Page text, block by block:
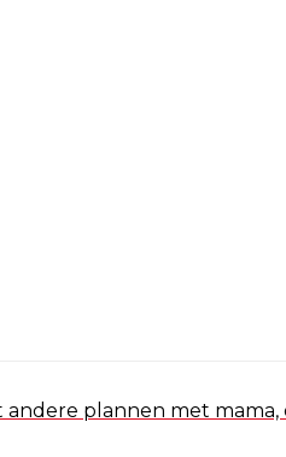
andere plannen met mama,